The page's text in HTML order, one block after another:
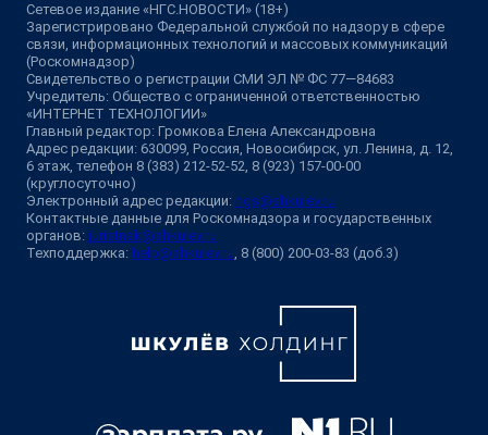
Сетевое издание «НГС.НОВОСТИ» (18+)
Зарегистрировано Федеральной службой по надзору в сфере
связи, информационных технологий и массовых коммуникаций
(Роскомнадзор)
Свидетельство о регистрации СМИ ЭЛ № ФС 77—84683
Учредитель: Общество с ограниченной ответственностью
«ИНТЕРНЕТ ТЕХНОЛОГИИ»
Главный редактор: Громкова Елена Александровна
Адрес редакции: 630099, Россия, Новосибирск, ул. Ленина, д. 12,
6 этаж, телефон 8 (383) 212-52-52, 8 (923) 157-00-00
(круглосуточно)
Электронный адрес редакции: ngs@shkulev.ru
Контактные данные для Роскомнадзора и государственных
органов: juristnsk@shkulev.ru
Техподдержка: help@shkulev.ru, 8 (800) 200-03-83 (доб.3)